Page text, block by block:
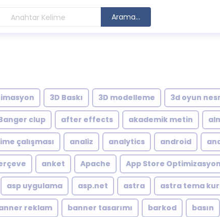
Arama...
3D Baskı 3D modelleme 3d oyun
clup after effects akademik metin
çalışması analiz analytics android
anket Apache App Store
asp uygulama asp.net astra astra tema
reklam banner tasarımı barkod basın